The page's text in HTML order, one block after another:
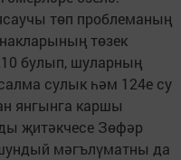
төп проблеманың
төзек
булып, шуларның
сулык һәм 124е су
янгынга каршы
җитәкчесе Зөфәр
мәгълүматны да